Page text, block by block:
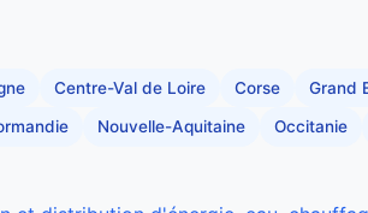
Centre-Val de Loire Corse Grand
Nouvelle-Aquitaine Occitanie